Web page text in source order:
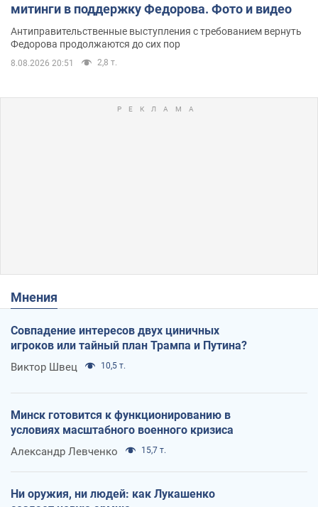
митинги в поддержку Федорова. Фото и видео
Антиправительственные выступления с требованием вернуть
Федорова продолжаются до сих пор
8.08.2026 20:51 2,8 т.
Мнения
Совпадение интересов двух циничных
игроков или тайный план Трампа и Путина?
Виктор Швец 10,5 т.
Минск готовится к функционированию в
условиях масштабного военного кризиса
Александр Левченко 15,7 т.
Ни оружия, ни людей: как Лукашенко